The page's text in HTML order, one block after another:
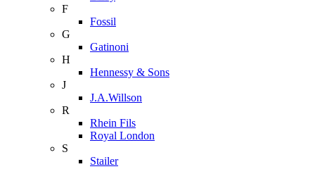
F
Fossil
G
Gatinoni
H
Hennessy & Sons
J
J.A.Willson
R
Rhein Fils
Royal London
S
Stailer